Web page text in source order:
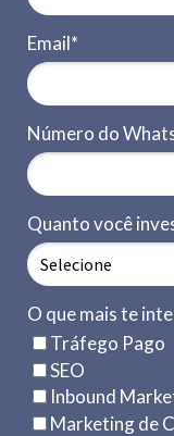
Email*
Número do
Quanto você
O que mais te
Tráfego Pago
SEO
Inbound
Marketing de